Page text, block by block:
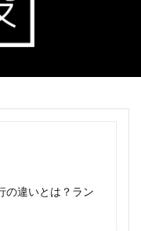
の違いとは？ラン